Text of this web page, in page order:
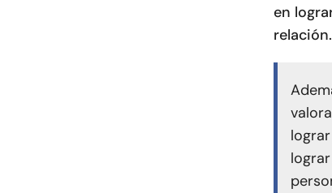
en
relación.